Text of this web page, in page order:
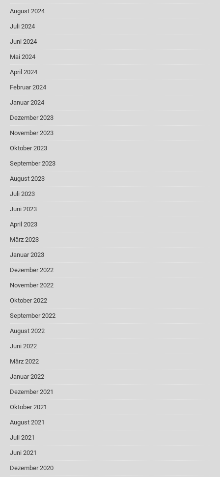
August 2024
Juli 2024
Juni 2024
Mai 2024
April 2024
Februar 2024
Januar 2024
Dezember 2023
November 2023
Oktober 2023
September 2023
August 2023
Juli 2023
Juni 2023
April 2023
März 2023
Januar 2023
Dezember 2022
November 2022
Oktober 2022
September 2022
August 2022
Juni 2022
März 2022
Januar 2022
Dezember 2021
Oktober 2021
August 2021
Juli 2021
Juni 2021
Dezember 2020